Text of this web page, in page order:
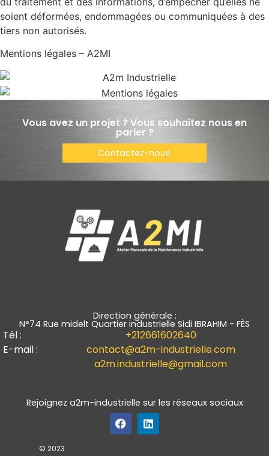
soient déformées, endommagées ou communiquées à des
tiers non autorisés.
Mentions légales – A2MI
Vous avez un projet ? Vous souhaitez nous en
parler ?
Contactez-nous
Direction générale :
N°74 Rue midelt Quartier industrielle Sidi IBRAHIM - FÈS
Tél :
E-mail :
+212661602640
contact@a2m-industrielle.com
a2m.industrielle@gmail.com
Rejoignez a2m-industrielle sur les réseaux sociaux
© 2023